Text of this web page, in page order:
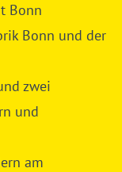
Bonn
Bonn und der
zwei
und
am